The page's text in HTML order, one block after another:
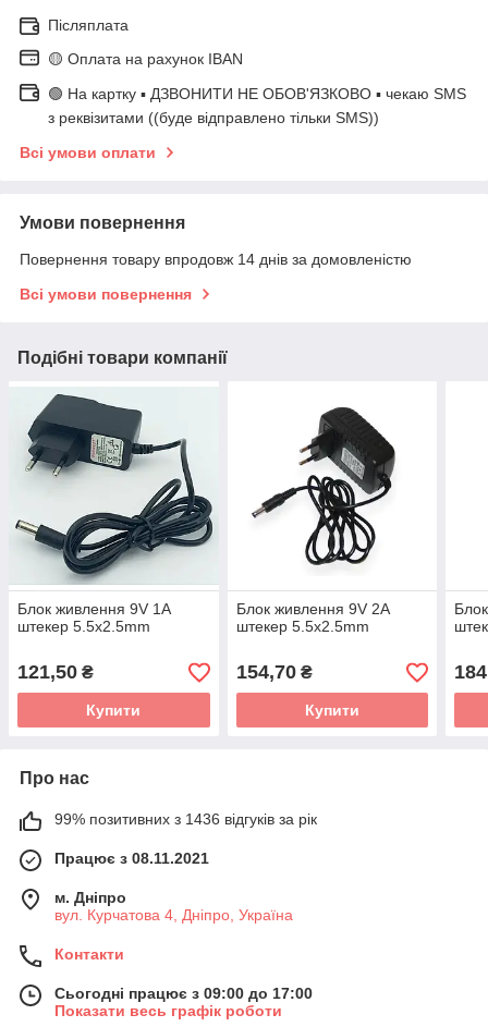
Післяплата
🟡 Оплата на рахунок IBAN
🟢 На картку ▪️ ДЗВОНИТИ НЕ ОБОВ'ЯЗКОВО ▪️ чекаю SMS
з реквізитами ((буде відправлено тільки SMS))
Всі умови оплати
Умови повернення
Повернення товару впродовж 14 днів за домовленістю
Всі умови повернення
Подібні товари компанії
Блок живлення 9V 1A
штекер 5.5x2.5mm
121,50 ₴
Купити
Блок живлення 9V 2A
штекер 5.5x2.5mm
154,70₴
Купити
Про нас
99% позитивних з 1436 відгуків за рік
Працює з 08.11.2021
м. Дніпро
вул. Курчатова 4, Дніпро, Україна
Контакти
Сьогодні працює з 09:00 до 17:00
Показати весь графік роботи